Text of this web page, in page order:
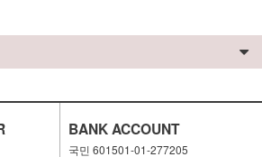
BANK ACCOUNT
국민 601501-01-277205